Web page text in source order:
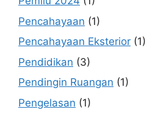
Pencahayaan (1)
Pencahayaan Eksterior (1)
Pendidikan (3)
Pendingin Ruangan (1)
Pengelasan (1)